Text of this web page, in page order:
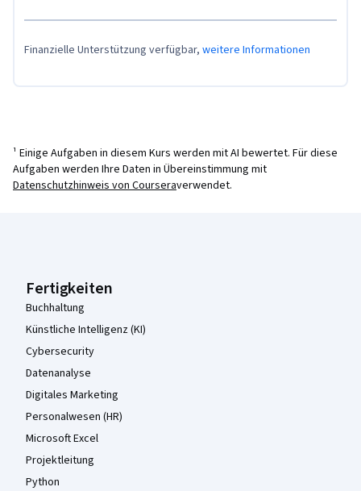
Finanzielle Unterstützung verfügbar, weitere Informationen
¹ Einige Aufgaben in diesem Kurs werden mit AI bewertet. Für diese
Aufgaben werden Ihre Daten in Übereinstimmung mit
Datenschutzhinweis von Courseraverwendet.
Fertigkeiten
Buchhaltung
Künstliche Intelligenz (KI)
Cybersecurity
Datenanalyse
Digitales Marketing
Personalwesen (HR)
Microsoft Excel
Projektleitung
Python